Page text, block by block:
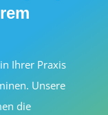
Ihrer Praxis
Unsere
die